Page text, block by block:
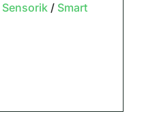
Sensorik/ Smart